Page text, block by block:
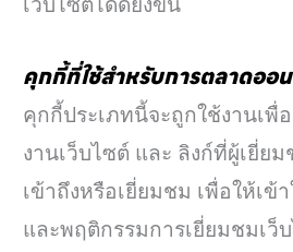
คุกกี้ที่ใช้สำหรับการตลาดออ
คุกกี้ประเภทนี้จะถูกใช้งานเพื่
งานเว็บไซต์ และ ลิงก์ที่ผู้เยี่ย
เข้าถึงหรือเยี่ยมชม เพื่อให้เข้
และพฤติกรรมการเยี่ยมชมเว็